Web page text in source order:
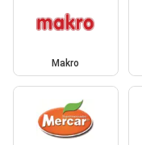
Makro